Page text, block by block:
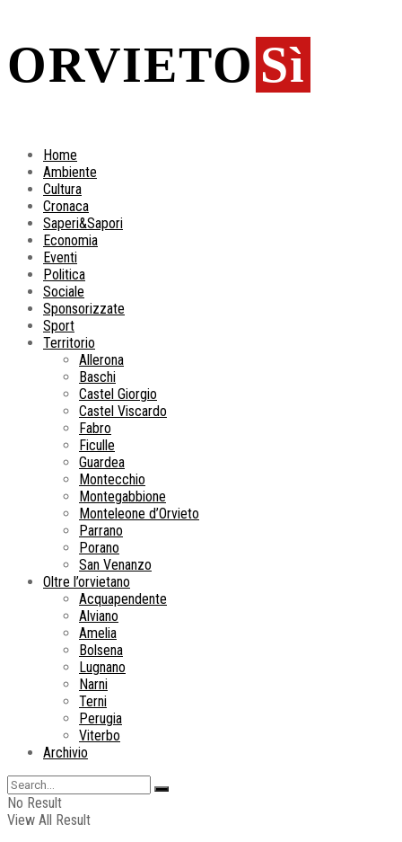
ORVIETO Sì
Home
Ambiente
Cultura
Cronaca
Saperi&Sapori
Economia
Eventi
Politica
Sociale
Sponsorizzate
Sport
Territorio
Allerona
Baschi
Castel Giorgio
Castel Viscardo
Fabro
Ficulle
Guardea
Montecchio
Montegabbione
Monteleone d’Orvieto
Parrano
Porano
San Venanzo
Oltre l’orvietano
Acquapendente
Alviano
Amelia
Bolsena
Lugnano
Narni
Terni
Perugia
Viterbo
Archivio
No Result
View All Result